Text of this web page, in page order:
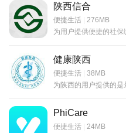
陕西信合
便捷生活 | 276MB
为用户提供便捷的社保
健康陕西
便捷生活 | 38MB
为陕西的用户提供的是
PhiCare
便捷生活 | 24MB